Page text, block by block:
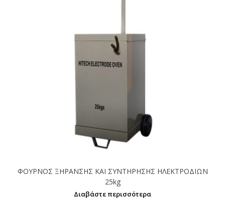
ΦΟΥΡΝΟΣ ΞΗΡΑΝΣΗΣ ΚΑΙ ΣΥΝΤΗΡΗΣΗΣ ΗΛΕΚΤΡΟΔΙΩΝ
25kg
Διαβάστε περισσότερα